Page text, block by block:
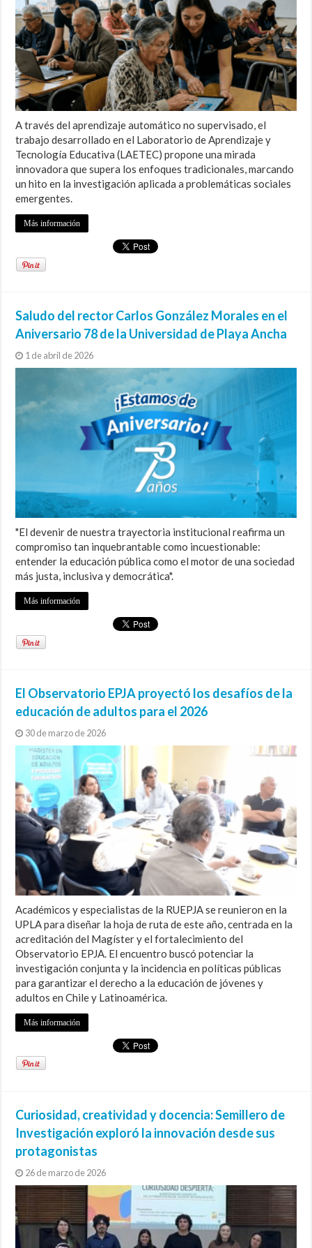
A través del aprendizaje automático no supervisado, el
trabajo desarrollado en el Laboratorio de Aprendizaje y
Tecnología Educativa (LAETEC) propone una mirada
innovadora que supera los enfoques tradicionales, marcando
un hito en la investigación aplicada a problemáticas sociales
emergentes.
Más información
Saludo del rector Carlos González Morales en el
Aniversario 78 de la Universidad de Playa Ancha
1 de abril de 2026
"El devenir de nuestra trayectoria institucional reafirma un
compromiso tan inquebrantable como incuestionable:
entender la educación pública como el motor de una sociedad
más justa, inclusiva y democrática".
Más información
El Observatorio EPJA proyectó los desafíos de la
educación de adultos para el 2026
30 de marzo de 2026
Académicos y especialistas de la RUEPJA se reunieron en la
UPLA para diseñar la hoja de ruta de este año, centrada en la
acreditación del Magíster y el fortalecimiento del
Observatorio EPJA. El encuentro buscó potenciar la
investigación conjunta y la incidencia en políticas públicas
para garantizar el derecho a la educación de jóvenes y
adultos en Chile y Latinoamérica.
Más información
Curiosidad, creatividad y docencia: Semillero de
Investigación exploró la innovación desde sus
protagonistas
26 de marzo de 2026